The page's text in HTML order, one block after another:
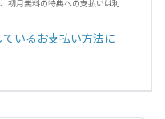
初月無料の特典への支払いは利
いるお支払い方法に